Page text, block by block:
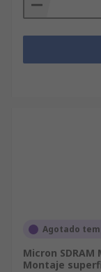
datos pueden
proceso en la
los resultados
o dispositivo
permite a los
información
Agotado
Micron SDRAM
Montaje